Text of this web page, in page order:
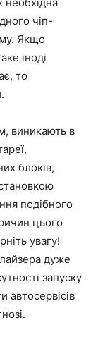
чіп-
Якщо
іноді
то
виникають в
блоків,
подібного
цього
увагу!
дуже
запуску
автосервісів